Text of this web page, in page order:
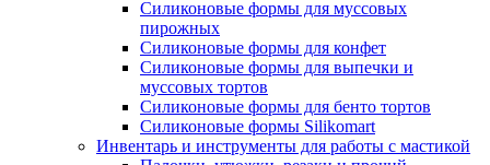
Силиконовые формы для муссовых
пирожных
Силиконовые формы для конфет
Силиконовые формы для выпечки и
муссовых тортов
Силиконовые формы для бенто тортов
Силиконовые формы Silikomart
Инвентарь и инструменты для работы с мастикой